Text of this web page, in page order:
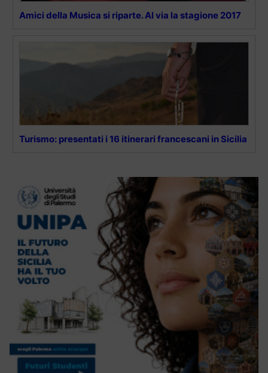
Amici della Musica si riparte. Al via la stagione 2017
Turismo: presentati i 16 itinerari francescani in Sicilia